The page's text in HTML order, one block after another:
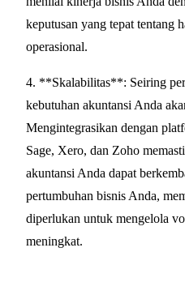
keputusan yang tepat tentang
operasional.
4. **Skalabilitas**: Seiring
kebutuhan akuntansi Anda
Mengintegrasikan dengan
Sage, Xero, dan Zoho
akuntansi Anda dapat
pertumbuhan bisnis Anda,
diperlukan untuk mengelola
meningkat.